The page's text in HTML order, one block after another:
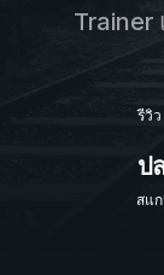
Trainer
รีวิ
ป
สแ